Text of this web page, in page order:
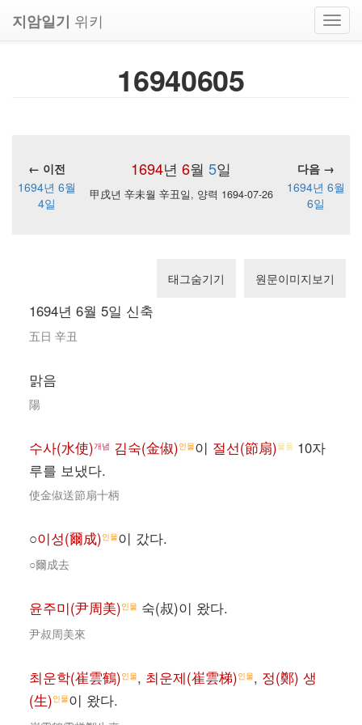
지암일기 위키
16940605
1694년 6월 5일
← 이전
다음 →
1694년 6월
4일
甲戌년 辛未월 辛丑일, 양력 1694-07-26
1694년 6월
6일
태그숨기기 원문이미지보기
1694년 6월 5일 신축
五日 辛丑
맑음
陽
수사(水使)개념 김숙(金俶)인물이 절선(節扇)물품 10자
루를 보냈다.
使金俶送節扇十柄
○이성(爾成)인물이 갔다.
○爾成去
윤주미(尹周美)인물 숙(叔)이 왔다.
尹叔周美來
최운학(崔雲鶴)인물, 최운제(崔雲梯)인물, 정(鄭) 생
(生)인물이 왔다.